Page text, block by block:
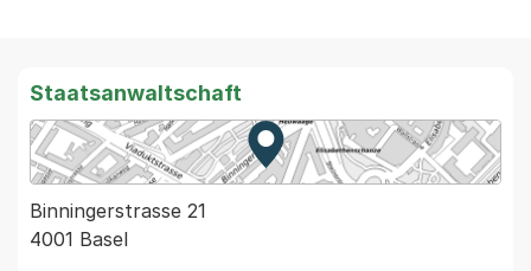
Staatsanwaltschaft
Zur Karte von MapBS.
Externer Link, wird in einem
Binningerstrasse 21
4001 Basel